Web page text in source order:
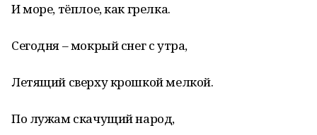
И море, тёплое, как грелка.
Сегодня – мокрый снег с утра,
Летящий сверху крошкой мелкой.
По лужам скачущий народ,